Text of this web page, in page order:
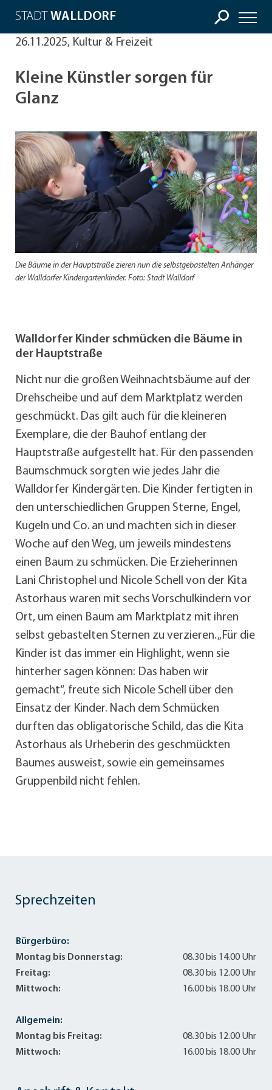
STADT WALLDORF
26.11.2025, Kultur & Freizeit
Kleine Künstler sorgen für
Glanz
Die Bäume in der Hauptstraße zieren nun die selbstgebastelten Anhänger
der Walldorfer Kindergartenkinder. Foto: Stadt Walldorf
Walldorfer Kinder schmücken die Bäume in
der Hauptstraße
Nicht nur die großen Weihnachtsbäume auf der
Drehscheibe und auf dem Marktplatz werden
geschmückt. Das gilt auch für die kleineren
Exemplare, die der Bauhof entlang der
Hauptstraße aufgestellt hat. Für den passenden
Baumschmuck sorgten wie jedes Jahr die
Walldorfer Kindergärten. Die Kinder fertigten in
den unterschiedlichen Gruppen Sterne, Engel,
Kugeln und Co. an und machten sich in dieser
Woche auf den Weg, um jeweils mindestens
einen Baum zu schmücken. Die Erzieherinnen
Lani Christophel und Nicole Schell von der Kita
Astorhaus waren mit sechs Vorschulkindern vor
Ort, um einen Baum am Marktplatz mit ihren
selbst gebastelten Sternen zu verzieren. „Für die
Kinder ist das immer ein Highlight, wenn sie
hinterher sagen können: Das haben wir
gemacht“, freute sich Nicole Schell über den
Einsatz der Kinder. Nach dem Schmücken
durften das obligatorische Schild, das die Kita
Astorhaus als Urheberin des geschmückten
Baumes ausweist, sowie ein gemeinsames
Gruppenbild nicht fehlen.
Sprechzeiten
Bürgerbüro:
Montag bis Donnerstag:
08.30 bis 14.00 Uhr
Freitag:
08.30 bis 12.00 Uhr
Mittwoch:
16.00 bis 18.00 Uhr
Allgemein:
Montag bis Freitag:
08.30 bis 12.00 Uhr
Mittwoch:
16.00 bis 18.00 Uhr